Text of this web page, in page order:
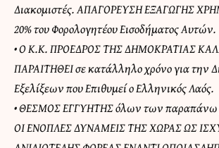
Διακομιστές. ΑΠΑΓΟΡΕΥΣΗ ΕΞΑΓΩΓΗΣ
20% του Φορολογητέου Εισοδήματος Αυτών.
• Ο Κ.Κ. ΠΡΟΕΔΡΟΣ ΤΗΣ ΔΗΜΟΚΡΑΤΙΑΣ
ΠΑΡΑΙΤΗΘΕΙ σε κατάλληλο χρόνο για την
Εξελίξεων που Επιθυμεί ο Ελληνικός Λαός.
• ΘΕΣΜΟΣ ΕΓΓΥΗΤΗΣ όλων των παραπάνω
ΟΙ ΕΝΟΠΛΕΣ ΔΥΝΑΜΕΙΣ ΤΗΣ ΧΩΡΑΣ ΩΣ